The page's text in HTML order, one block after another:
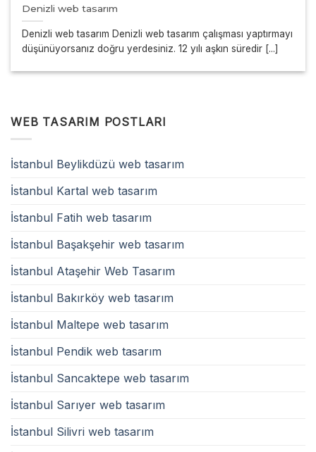
Denizli web tasarım
Denizli web tasarım Denizli web tasarım çalışması yaptırmayı
düşünüyorsanız doğru yerdesiniz. 12 yılı aşkın süredir [...]
WEB TASARIM POSTLARI
İstanbul Beylikdüzü web tasarım
İstanbul Kartal web tasarım
İstanbul Fatih web tasarım
İstanbul Başakşehir web tasarım
İstanbul Ataşehir Web Tasarım
İstanbul Bakırköy web tasarım
İstanbul Maltepe web tasarım
İstanbul Pendik web tasarım
İstanbul Sancaktepe web tasarım
İstanbul Sarıyer web tasarım
İstanbul Silivri web tasarım